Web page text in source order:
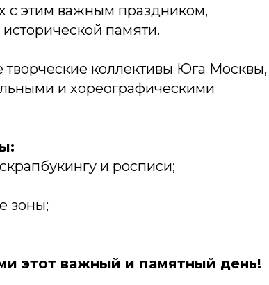
с этим важным праздником,
памяти.
коллективы Юга Москвы,
и хореографическими
и росписи;
зоны;
этот важный и памятный день!